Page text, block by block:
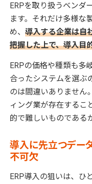
ERPを取り扱うベンダ
ます。それだけ多様な
め、 導入する企業は自
把握した上で、導入目
ERPの価格や種類も多
合ったシステムを選ぶ
のは間違いありません
ィング業が存在するこ
的で難しいものである
導入に先立つデー
不可欠
ERP導入の狙いは、ひ